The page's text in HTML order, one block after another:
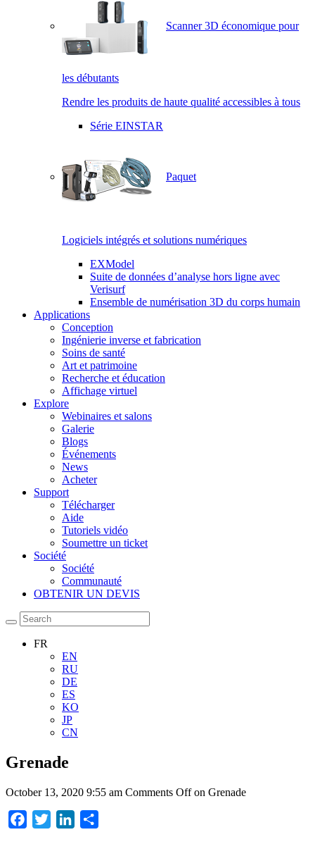
Scanner 3D économique pour
les débutants
Rendre les produits de haute qualité accessibles à tous
Série EINSTAR
Paquet
Logiciels intégrés et solutions numériques
EXModel
Suite de données d’analyse hors ligne avec
Verisurf
Ensemble de numérisation 3D du corps humain
Applications
Conception
Ingénierie inverse et fabrication
Soins de santé
Art et patrimoine
Recherche et éducation
Affichage virtuel
Explore
Webinaires et salons
Galerie
Blogs
Événements
News
Acheter
Support
Télécharger
Aide
Tutoriels vidéo
Soumettre un ticket
Société
Société
Communauté
OBTENIR UN DEVIS
FR
EN
RU
DE
ES
KO
JP
CN
Grenade
October 13, 2020 9:55 am Comments Offon Grenade
Facebook
Twitter LinkedIn